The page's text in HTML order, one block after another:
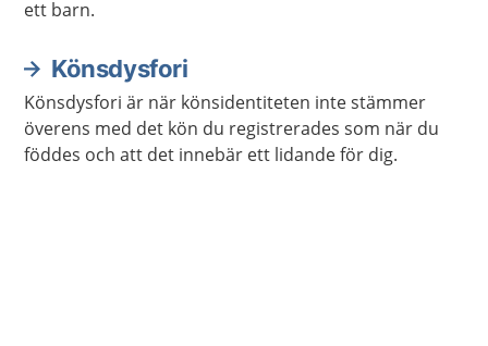
ett barn.
Könsdysfori
Könsdysfori är när könsidentiteten inte stämmer
överens med det kön du registrerades som när du
föddes och att det innebär ett lidande för dig.